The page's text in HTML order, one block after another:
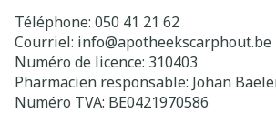
Téléphone: 050 41 21 62
Courriel: info@apotheekscarphout.be
Numéro de licence: 310403
Pharmacien responsable: Johan
Numéro TVA: BE0421970586